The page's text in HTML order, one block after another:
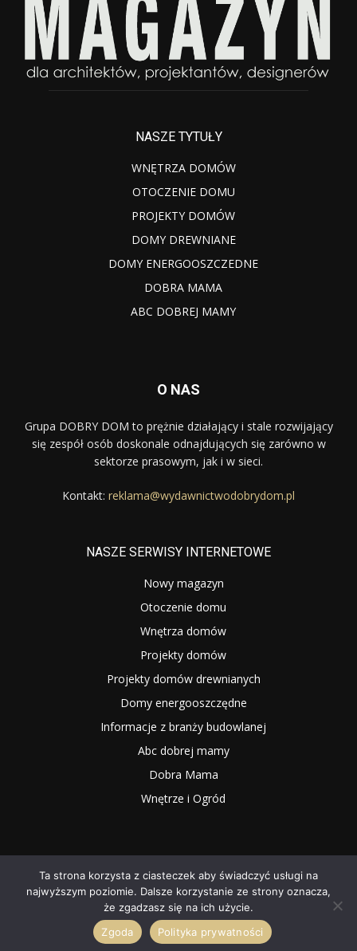
NASZE TYTUŁY
WNĘTRZA DOMÓW
OTOCZENIE DOMU
PROJEKTY DOMÓW
DOMY DREWNIANE
DOMY ENERGOOSZCZEDNE
DOBRA MAMA
ABC DOBREJ MAMY
O NAS
Grupa DOBRY DOM to prężnie działający i stale rozwijający
się zespół osób doskonale odnajdujących się zarówno w
sektorze prasowym, jak i w sieci.
Kontakt: reklama@wydawnictwodobrydom.pl
NASZE SERWISY INTERNETOWE
Nowy magazyn
Otoczenie domu
Wnętrza domów
Projekty domów
Projekty domów drewnianych
Domy energooszczędne
Informacje z branży budowlanej
Abc dobrej mamy
Dobra Mama
Wnętrze i Ogród
2025 NOWYMAGAZYN.PL
O NAS Współpraca Redakcja Kontakt
Ta strona korzysta z ciasteczek aby świadczyć usługi na
najwyższym poziomie. Dalsze korzystanie ze strony oznacza,
że zgadzasz się na ich użycie.
Zgoda
Polityka prywatności